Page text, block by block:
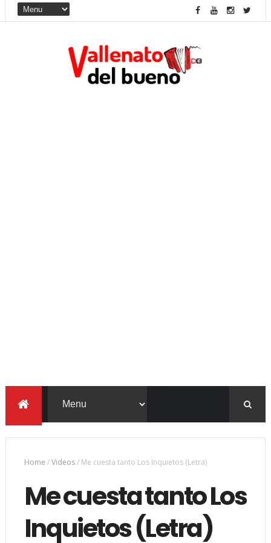
Home /Videos/ Me cuesta tanto Los Inquietos (Letra)
Me cuesta tanto Los
Inquietos (Letra)